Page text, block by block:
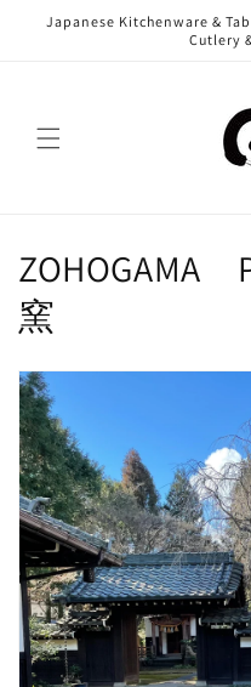
Skip to
content
Japanese Kitchenware &
Cutlery
C
o
l
l
e
c
t
i
o
ZOHOGAMA
窯